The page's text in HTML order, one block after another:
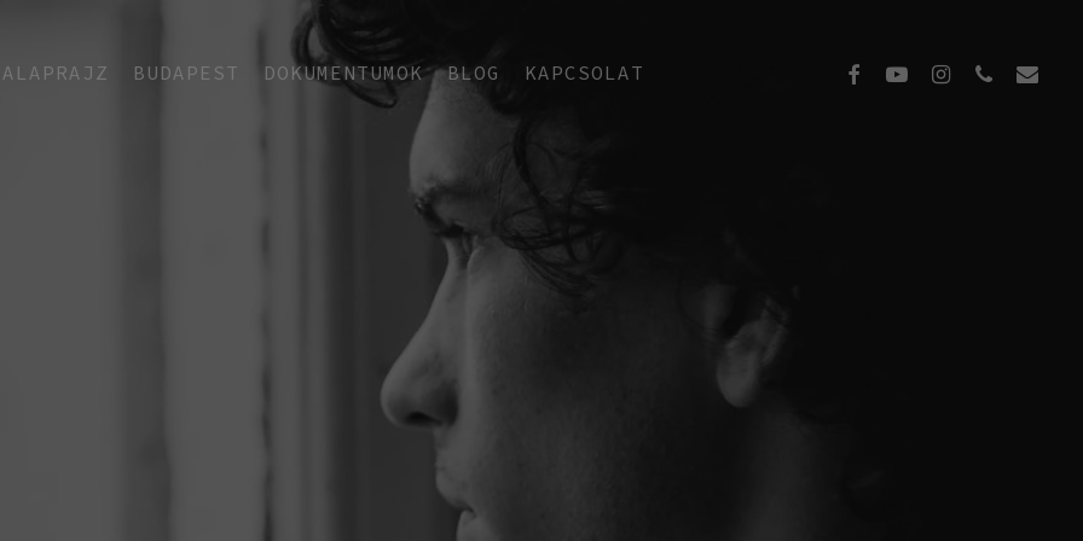
ALAPRAJZ BUDAPEST DOKUMENTUMOK BLOG KAPCSOLAT FACEBOOK
YOUTUBEINSTAGRAM
PHONEEMAIL